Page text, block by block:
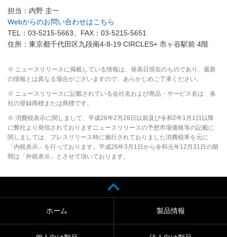
担当：内野 圭一
Webからのお問い合わせはこちら
TEL：03-5215-5663、FAX：03-5215-5651
住所：東京都千代田区九段南4-8-19 CIRCLES+ 市ヶ谷駅前 4階
※ ニュースリリースに掲載している情報は、発表日現在のものであり、最新
の情報とは異なる場合がございますので、あらかじめご了承ください。
※ ニュースリリースに記載されている会社名および商品・サービス名は、各
社の登録商標または商標です。
※ 消費税表示に関しまして、平成26年2月28日以前及び令和2年1月1日以降
に弊社より発信されておりますニュースリリースの予想市場価格等の記載に
関しましては、プレスリリース時に施行されておりました消費税率を元に
「内税表示」を行っております。平成26年3月1日から令和元年12月31日の期
間は「外税表示」とさせて頂いております。
ホーム 製品情報